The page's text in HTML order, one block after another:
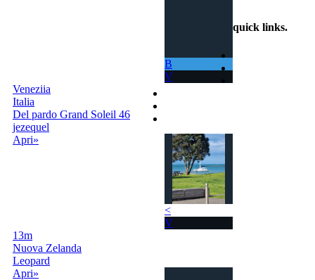
B
V
Veneziia
Italia
Del pardo Grand Soleil 46
jezequel
Apri»
<
V
13m
Nuova Zelanda
Leopard
Apri»
quick links.